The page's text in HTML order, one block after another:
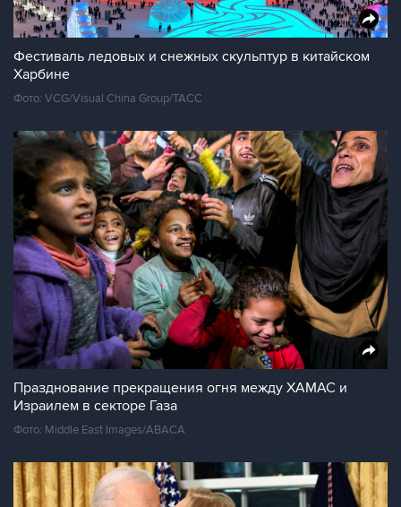
Фестиваль ледовых и снежных скульптур в китайском
Харбине
Фото: VCG/Visual China Group/ТАСС
Празднование прекращения огня между ХАМАС и
Израилем в секторе Газа
Фото: Middle East Images/ABACA